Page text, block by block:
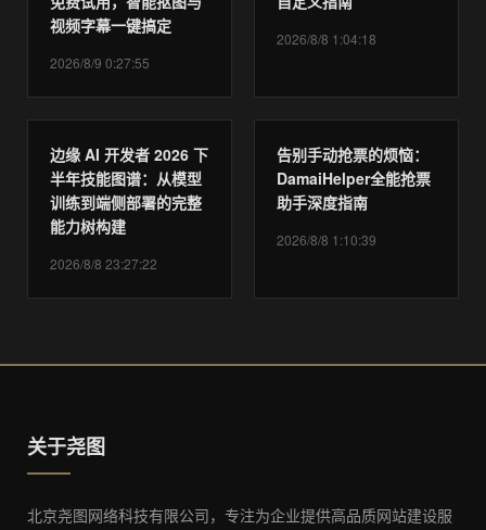
视频字幕一键搞定
2026/8/9 0:27:55
2026/8/8 1:04:18
边缘 AI 开发者 2026 下
半年技能图谱：从模型
训练到端侧部署的完整
能力树构建
2026/8/8 23:27:22
告别手动抢票的烦恼：
DamaiHelper全能抢票
助手深度指南
2026/8/8 1:10:39
关于尧图
北京尧图网络科技有限公司，专注为企业提供高品质网站建设服